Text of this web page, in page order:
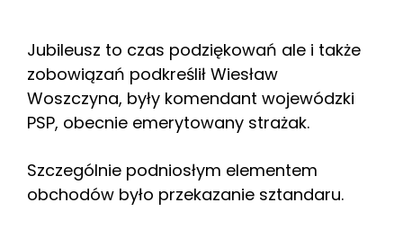
Jubileusz to czas podziękowań ale i także
zobowiązań podkreślił Wiesław
Woszczyna, były komendant wojewódzki
PSP, obecnie emerytowany strażak.
Szczególnie podniosłym elementem
obchodów było przekazanie sztandaru.